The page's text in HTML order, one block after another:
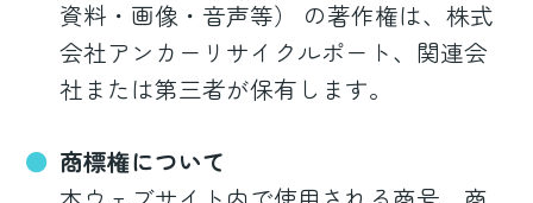
資料・画像・音声等） の著作権は、株式
会社アンカーリサイクルポート、関連会
社または第三者が保有します。
商標権について